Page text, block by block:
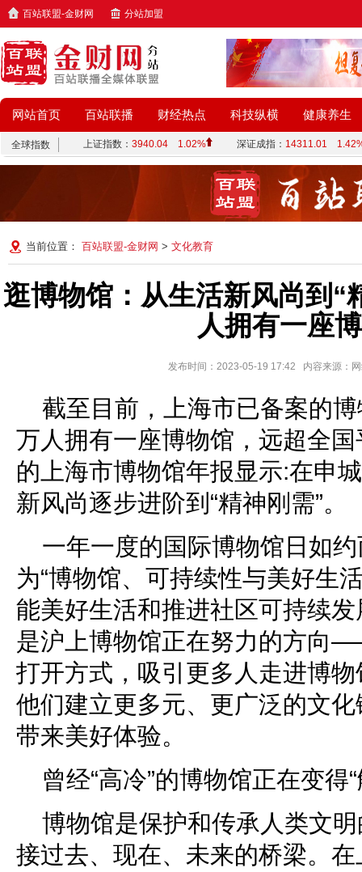
百站联盟-金财网 分站加盟
网站首页 百站联播 财经热点 科技纵横 健康养生
当前位置： 百站联盟-金财网 > 文化教育
逛博物馆：从生活新风尚到“
人拥有一座
发布时间：2023-05-19 17:42 内容来源：
截至目前，上海市已备案的
万人拥有一座博物馆，远超全
的上海市博物馆年报显示:在申
新风尚逐步进阶到“精神刚需”。
一年一度的国际博物馆日如
为“博物馆、可持续性与美好生
能美好生活和推进社区可持续
是沪上博物馆正在努力的方向
打开方式，吸引更多人走进博
他们建立更多元、更广泛的文
带来美好体验。
曾经“高冷”的博物馆正在变得
博物馆是保护和传承人类文
接过去、现在、未来的桥梁。在